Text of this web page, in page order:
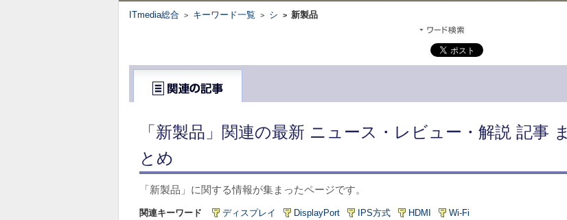
ITmedia総合 > キーワード一覧 > シ > 新製品
「新製品」関連の最新 ニュース・レビュー・解説 記事 ま
とめ
「新製品」に関する情報が集まったページです。
関連キーワード ディスプレイ DisplayPort IPS方式 HDMI Wi-Fi